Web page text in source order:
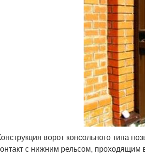
ворот консольного типа
с нижним рельсом, проходящим